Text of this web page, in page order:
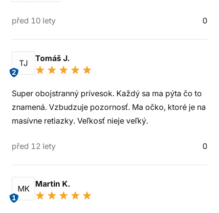
před 10 lety 0
TJ
2
Tomáš J.
Super obojstranný prívesok. Každý sa ma pýta čo to
znamená. Vzbudzuje pozornosť. Ma očko, ktoré je na
masívne retiazky. Veľkosť nieje veľký.
před 12 lety 0
MK
1
Martin K.